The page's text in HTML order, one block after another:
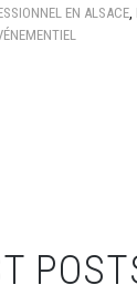
EN ALSACE